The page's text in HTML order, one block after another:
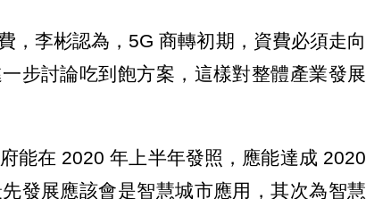
，李彬認為，5G 商轉初期，資費必須走向
步討論吃到飽方案，這樣對整體產業發展
能在 2020 年上半年發照，應能達成 2020
發展應該會是智慧城市應用，其次為智慧